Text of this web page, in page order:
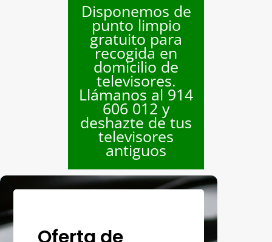
Disponemos de
punto limpio
gratuito para
recogida en
domicilio de
televisores.
Llámanos al 914
606 012 y
deshazte de tus
televisores
antiguos